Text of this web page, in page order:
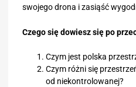
swojego drona i zasiąść
Czego się dowiesz się po
Czym jest polska
Czym różni się
od niekontrolowanej?